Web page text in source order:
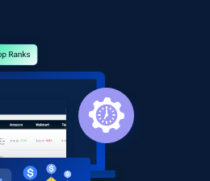
Commencer
dataset - Collects